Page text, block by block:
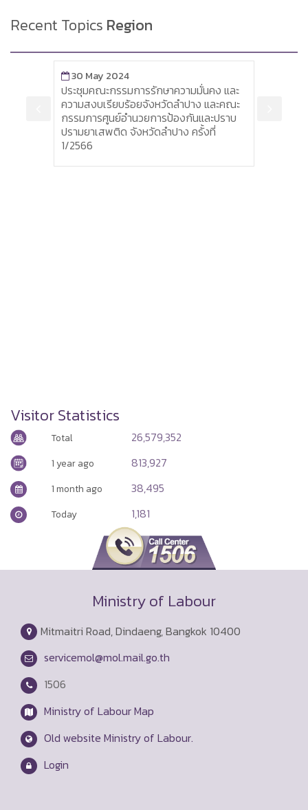
Recent Topics Region
30 May 2024
ประชุมคณะกรรมการรักษาความมั่นคง และ
ความสงบเรียบร้อยจังหวัดลำปาง และคณะ
กรรมการศูนย์อำนวยการป้องกันและปราบ
ปรามยาเสพติด จังหวัดลำปาง ครั้งที่
1/2566
Visitor Statistics
Total 26,579,352
1 year ago 813,927
1 month ago 38,495
Today 1,181
Ministry of Labour
Mitmaitri Road, Dindaeng, Bangkok 10400
servicemol@mol.mail.go.th
1506
Ministry of Labour Map
Old website Ministry of Labour.
Login